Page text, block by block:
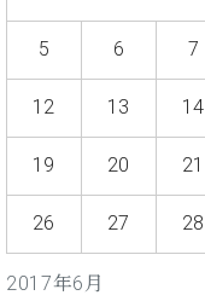
イ
ジ
ス
C.
チ
ヒ
イ
秘
音
達
声
ニ
ュ
ー
ス・
等)
レ
た
い！
と
い
方
の
ン
員
ベ
ヒ
シ
ュ
イ
2017年6月
5 6 7
12 13 14
19 20 21
26 27 28